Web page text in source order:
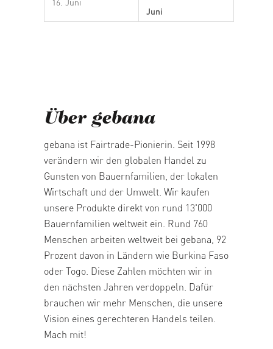
Juni
Über gebana
gebana ist Fairtrade-Pionierin. Seit 1998
verändern wir den globalen Handel zu
Gunsten von Bauernfamilien, der lokalen
Wirtschaft und der Umwelt. Wir kaufen
unsere Produkte direkt von rund 13'000
Bauernfamilien weltweit ein. Rund 760
Menschen arbeiten weltweit bei gebana, 92
Prozent davon in Ländern wie Burkina Faso
oder Togo. Diese Zahlen möchten wir in
den nächsten Jahren verdoppeln. Dafür
brauchen wir mehr Menschen, die unsere
Vision eines gerechteren Handels teilen.
Mach mit!